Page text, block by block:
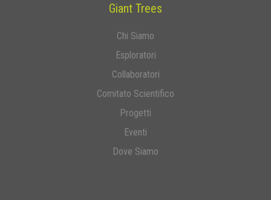
Giant Trees
Chi Siamo
Esploratori
Collaboratori
Comitato Scientifico
Progetti
Eventi
Dove Siamo